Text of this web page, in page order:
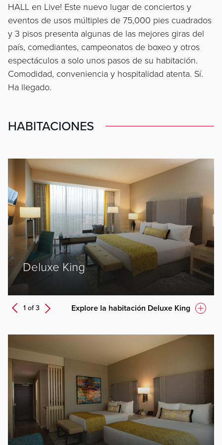
HALL en Live! Este nuevo lugar de conciertos y
eventos de usos múltiples de 75,000 pies cuadrados
y 3 pisos presenta algunas de las mejores giras del
país, comediantes, campeonatos de boxeo y otros
espectáculos a solo unos pasos de su habitación.
Comodidad, conveniencia y hospitalidad atenta. Sí.
Ha llegado.
HABITACIONES
Deluxe King
1 of3 Next Explore la habitación Deluxe King